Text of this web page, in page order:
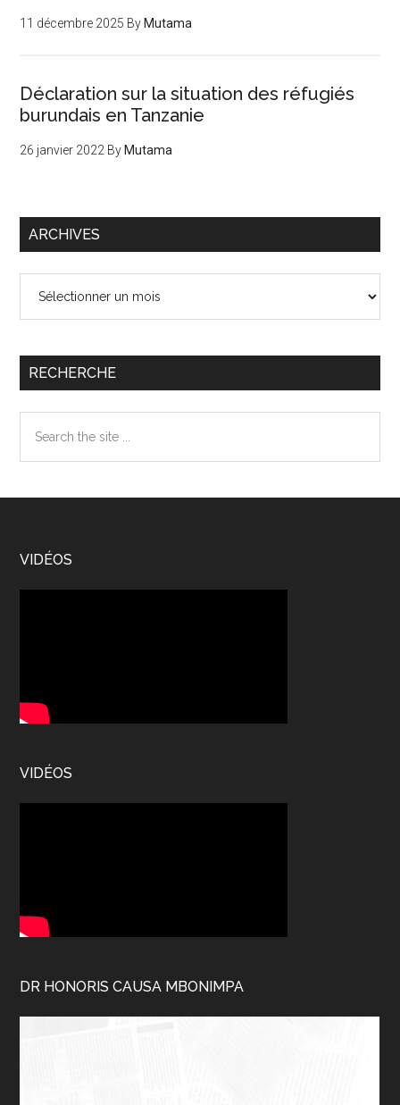
11 décembre 2025 ByMutama
Déclaration sur la situation des réfugiés
burundais en Tanzanie
26 janvier 2022 ByMutama
ARCHIVES
RECHERCHE
the
Footer
VIDÉOS
VIDÉOS
DR HONORIS CAUSA MBONIMPA